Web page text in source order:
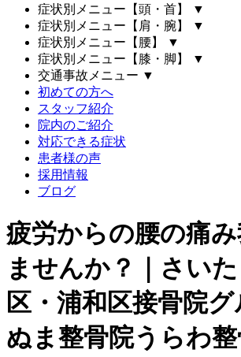
症状別メニュー【頭・首】
▼
症状別メニュー【肩・腕】
▼
症状別メニュー【腰】
▼
症状別メニュー【膝・脚】
▼
交通事故メニュー ▼
初めての方へ
スタッフ紹介
院内のご紹介
対応できる症状
患者様の声
採用情報
ブログ
疲労からの腰の痛
ませんか？｜さい
区・浦和区接骨院
ぬま整骨院うらわ